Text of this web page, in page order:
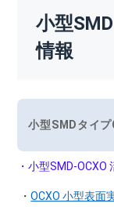
小型
情報
小型SMDタイ
・小型SMD-
・OCXO 小型表面